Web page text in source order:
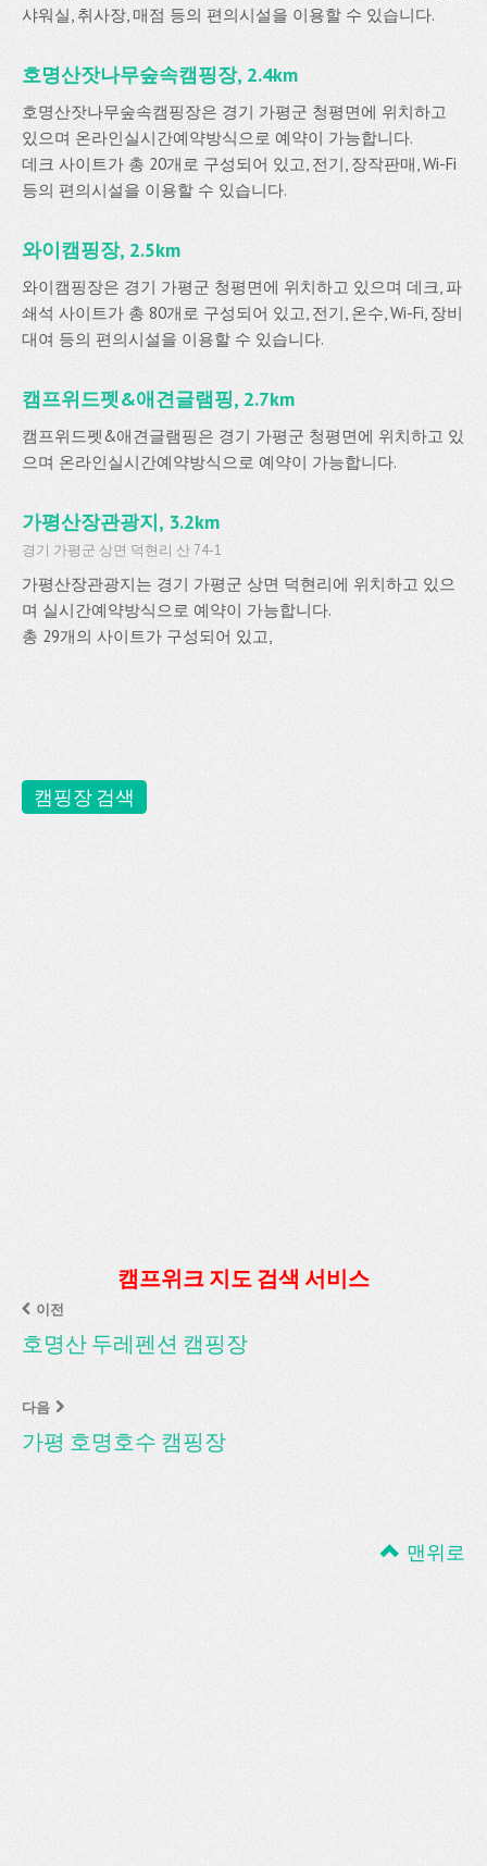
샤워실, 취사장, 매점 등의 편의시설을 이용할 수 있습니다.
호명산잣나무숲속캠핑장, 2.4km
호명산잣나무숲속캠핑장은 경기 가평군 청평면에 위치하고
있으며 온라인실시간예약방식으로 예약이 가능합니다.
데크 사이트가 총 20개로 구성되어 있고, 전기, 장작판매, Wi-Fi
등의 편의시설을 이용할 수 있습니다.
와이캠핑장, 2.5km
와이캠핑장은 경기 가평군 청평면에 위치하고 있으며 데크, 파
쇄석 사이트가 총 80개로 구성되어 있고, 전기, 온수, Wi-Fi, 장비
대여 등의 편의시설을 이용할 수 있습니다.
캠프위드펫&애견글램핑, 2.7km
캠프위드펫&애견글램핑은 경기 가평군 청평면에 위치하고 있
으며 온라인실시간예약방식으로 예약이 가능합니다.
가평산장관광지, 3.2km
경기 가평군 상면 덕현리 산 74-1
가평산장관광지는 경기 가평군 상면 덕현리에 위치하고 있으
며 실시간예약방식으로 예약이 가능합니다.
총 29개의 사이트가 구성되어 있고,
캠핑장 검색
캠프위크 지도 검색 서비스
이전
호명산 두레펜션 캠핑장
다음
가평 호명호수 캠핑장
맨위로